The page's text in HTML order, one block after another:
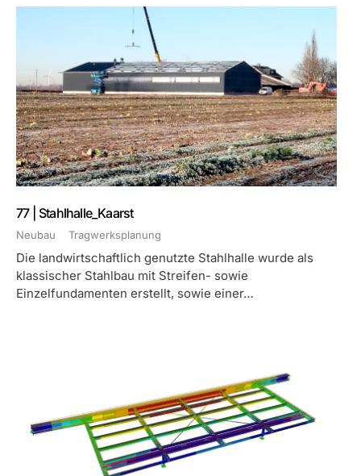
77 | Stahlhalle_Kaarst
Neubau Tragwerksplanung
Die landwirtschaftlich genutzte Stahlhalle wurde als
klassischer Stahlbau mit Streifen- sowie
Einzelfundamenten erstellt, sowie einer…